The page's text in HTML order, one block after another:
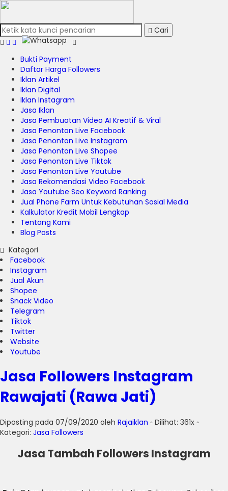
Cari
Bukti Payment
Daftar Harga Followers
Iklan Artikel
Iklan Digital
Iklan Instagram
Jasa Iklan
Jasa Pembuatan Video AI Kreatif & Viral
Jasa Penonton Live Facebook
Jasa Penonton Live Instagram
Jasa Penonton Live Shopee
Jasa Penonton Live Tiktok
Jasa Penonton Live Youtube
Jasa Rekomendasi Video Facebook
Jasa Youtube Seo Keyword Ranking
Jual Phone Farm Untuk Kebutuhan Sosial Media
Kalkulator Kredit Mobil Lengkap
Tentang Kami
Blog Posts
Kategori
Facebook
Instagram
Jual Akun
Shopee
Snack Video
Telegram
Tiktok
Twitter
Website
Youtube
Jasa Followers Instagram
Rawajati (Rawa Jati)
Diposting pada 07/09/2020 oleh Rajaiklan ◦ Dilihat: 361x ◦
Kategori: Jasa Followers
Jasa Tambah Followers Instagram